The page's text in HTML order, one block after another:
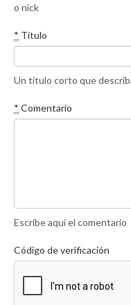
o nick
* Título
Un título corto que
* Comentario
Escribe aquí el comentario
Código de verificación